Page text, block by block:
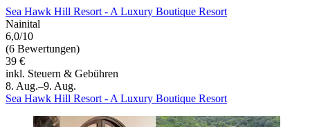
Sea Hawk Hill Resort - A Luxury Boutique Resort
Nainital
6,0/10
(6 Bewertungen)
39 €
inkl. Steuern & Gebühren
8. Aug.–9. Aug.
Sea Hawk Hill Resort - A Luxury Boutique Resort